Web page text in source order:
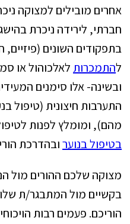
אחרים מובילים למצוקה
חברתי, לירידה ניכרת
בתפקודים השונים (פיזיים,
להתמכרות לאלכוהול או
ובשינה- אלו סימנים
התערבות חיצונית (טיפול
מהם), ומומלץ לפנות
בטיפול בנוערובהדרכת
מצוקה שלכם ההורים מול
בקשיים מול המתבגר/ת
הוריכם. פעמים רבות